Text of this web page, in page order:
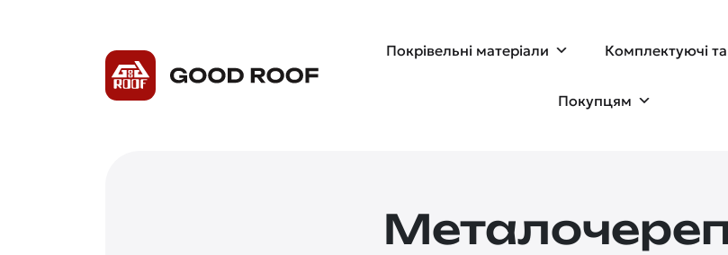
Покрівельні матеріали Комплектуючі
Покупцям